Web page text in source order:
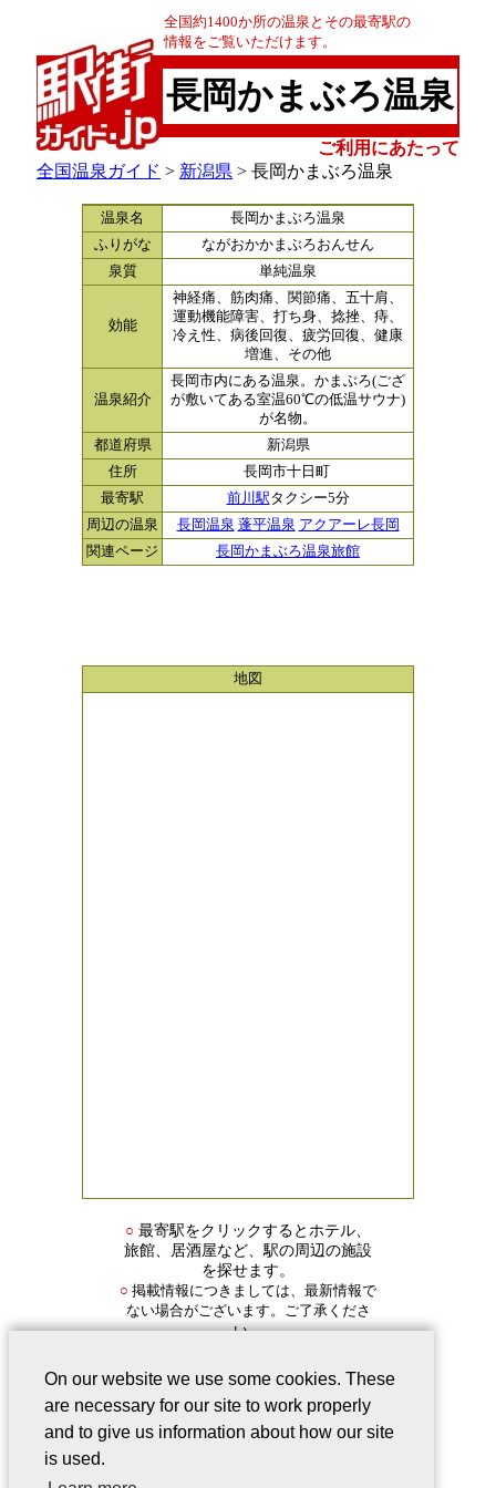
全国約1400か所の温泉とその最寄駅の
情報をご覧いただけます。
長岡かまぶろ温泉
ご利用にあたって
全国温泉ガイド > 新潟県 > 長岡かまぶろ温泉
温泉名
長岡かまぶろ温泉
ふりがな
ながおかかまぶろおんせん
泉質
単純温泉
効能
神経痛、筋肉痛、関節痛、五十肩、
運動機能障害、打ち身、捻挫、痔、
冷え性、病後回復、疲労回復、健康
増進、その他
温泉紹介
長岡市内にある温泉。かまぶろ(ござ
が敷いてある室温60℃の低温サウナ)
が名物。
都道府県
新潟県
住所
長岡市十日町
最寄駅
前川駅タクシー5分
周辺の温泉
長岡温泉 蓬平温泉 アクアーレ長岡
関連ページ
長岡かまぶろ温泉旅館
地図
○ 最寄駅をクリックするとホテル、
旅館、居酒屋など、駅の周辺の施設
を探せます。
○ 掲載情報につきましては、最新情報で
ない場合がございます。ご了承くださ
い。
会社案内
On our website we use some cookies. These
are necessary for our site to work properly
and to give us information about how our site
is used.